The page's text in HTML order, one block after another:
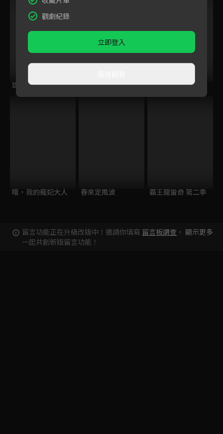
珠玉在側 母妃攻略手冊 欽天異聞錄
哦，我的寵妃大人 春來定風波 霸王龍雷奇 第二季
留言功能正在升級改版中！邀請你填寫 留言板調查 ，
一起共創新版留言功能！
顯示更多
觀劇紀錄
立即登入